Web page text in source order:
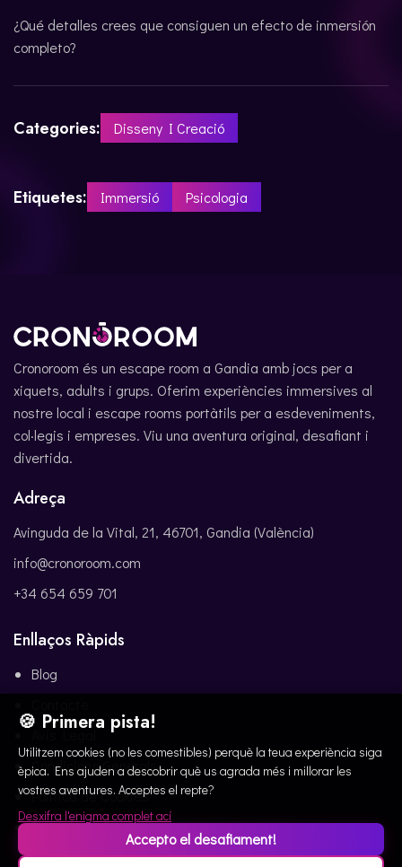
¿Qué detalles crees que consiguen un efecto de inmersión
completo?
Categories: Disseny I Creació
Etiquetes: Immersió Psicologia
Cronoroom és un escape room a Gandia amb jocs per a
xiquets, adults i grups. Oferim experiències immersives al
nostre local i escape rooms portàtils per a esdeveniments,
col·legis i empreses. Viu una aventura original, desafiant i
divertida.
Adreça
Avinguda de la Vital, 21, 46701, Gandia (València)
info@cronoroom.com
+34 654 659 701
Enllaços Ràpids
Blog
Avís Legal
Condicions Generals
Política de Cookies
Política de Privacitat
🍪 Primera pista!
Utilitzem cookies (no les comestibles) perquè la teua experiència siga
èpica. Ens ajuden a descobrir què us agrada més i millorar les
vostres aventures. Acceptes el repte?
Desxifra l'enigma complet ací
Accepto el desafiament!